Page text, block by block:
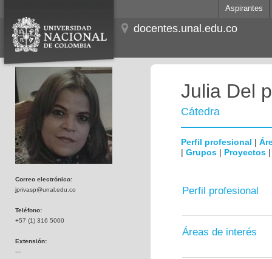
Aspirantes
docentes.unal.edu.co
Correo electrónico:
jprivasp@unal.edu.co
Teléfono:
+57 (1) 316 5000
Extensión:
---
Julia Del
Cátedra
Perfil profesional |
| Grupos | Proyectos
Perfil profesional
Áreas de interés